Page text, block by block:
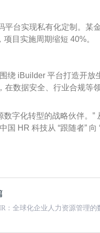
平台实现私有化定制。某
目实施周期缩短 40%。
绕 iBuilder 平台打造开放
在数据安全、行业合规等
字化转型的战略伙伴。”
HR 科技从 “跟随者” 向
：全球化企业人力资源管理的